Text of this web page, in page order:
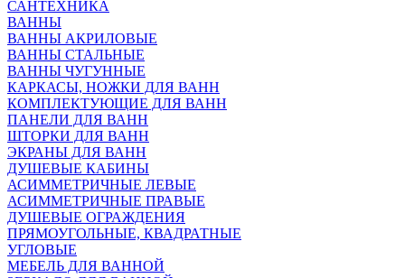
САНТЕХНИКА
ВАННЫ
ВАННЫ АКРИЛОВЫЕ
ВАННЫ СТАЛЬНЫЕ
ВАННЫ ЧУГУННЫЕ
КАРКАСЫ, НОЖКИ ДЛЯ ВАНН
КОМПЛЕКТУЮЩИЕ ДЛЯ ВАНН
ПАНЕЛИ ДЛЯ ВАНН
ШТОРКИ ДЛЯ ВАНН
ЭКРАНЫ ДЛЯ ВАНН
ДУШЕВЫЕ КАБИНЫ
АСИММЕТРИЧНЫЕ ЛЕВЫЕ
АСИММЕТРИЧНЫЕ ПРАВЫЕ
ДУШЕВЫЕ ОГРАЖДЕНИЯ
ПРЯМОУГОЛЬНЫЕ, КВАДРАТНЫЕ
УГЛОВЫЕ
МЕБЕЛЬ ДЛЯ ВАННОЙ